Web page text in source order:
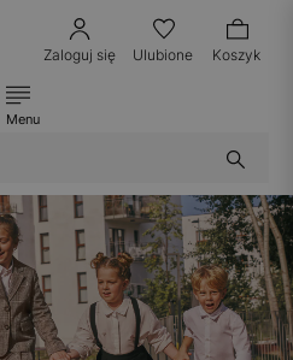
Zaloguj się Ulubione Koszyk
Menu